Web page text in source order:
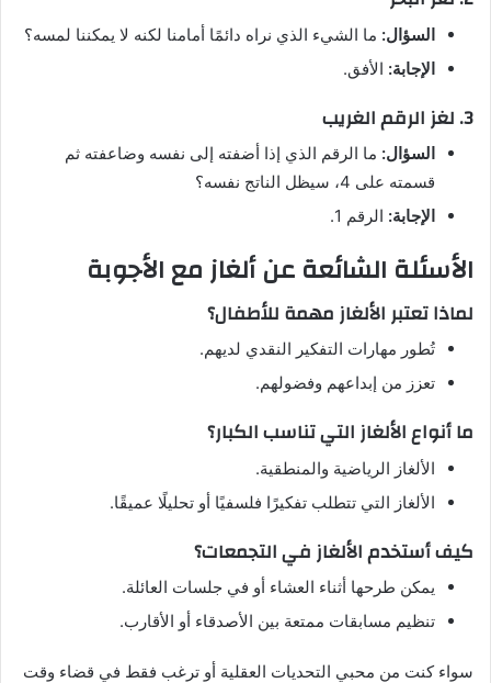
السؤال: ما الشيء الذي نراه دائمًا أمامنا لكنه لا يمكننا لمسه؟
الإجابة: الأفق.
3. لغز الرقم الغريب
السؤال: ما الرقم الذي إذا أضفته إلى نفسه وضاعفته ثم
قسمته على 4، سيظل الناتج نفسه؟
الإجابة: الرقم 1.
الأسئلة الشائعة عن ألغاز مع الأجوبة
لماذا تعتبر الألغاز مهمة للأطفال؟
تُطور مهارات التفكير النقدي لديهم.
تعزز من إبداعهم وفضولهم.
ما أنواع الألغاز التي تناسب الكبار؟
الألغاز الرياضية والمنطقية.
الألغاز التي تتطلب تفكيرًا فلسفيًا أو تحليلًا عميقًا.
كيف أستخدم الألغاز في التجمعات؟
يمكن طرحها أثناء العشاء أو في جلسات العائلة.
تنظيم مسابقات ممتعة بين الأصدقاء أو الأقارب.
سواء كنت من محبي التحديات العقلية أو ترغب فقط في قضاء وقت